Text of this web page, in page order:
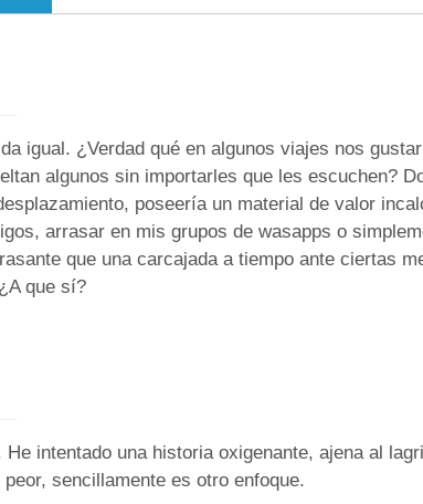
igual. ¿Verdad qué en algunos viajes nos
algunos sin importarles que les escuchen?
poseería un material de valor
arrasar en mis grupos de wasapps o
que una carcajada a tiempo ante ciertas
que sí?
intentado una historia oxigenante, ajena al
sencillamente es otro enfoque.